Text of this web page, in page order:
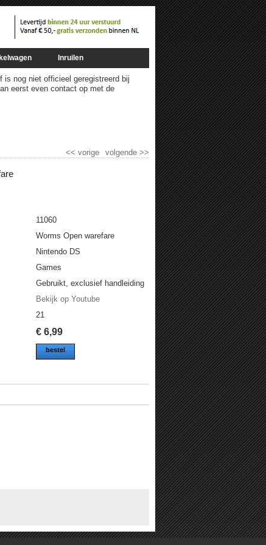
Inruilen
is nog niet officieel geregistreerd bij
eerst even contact op met de
volgende>>
<< vorige
11060
Worms Open warefare
Nintendo DS
Games
Gebruikt, exclusief handleiding
Bekijk op Youtube
21
€6,99
bestel